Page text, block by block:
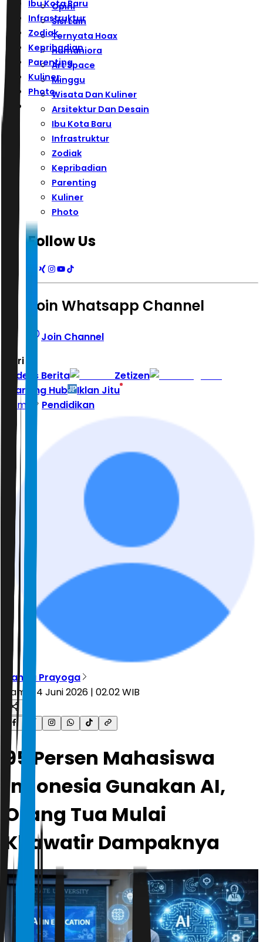
Ibu Kota Baru
Infrastruktur
Zodiak
Kepribadian
Parenting
Kuliner
Photo
Opini
Sisi Lain
Ternyata Hoax
Humaniora
Art Space
Minggu
Wisata Dan Kuliner
Arsitektur Dan Desain
Ibu Kota Baru
Infrastruktur
Zodiak
Kepribadian
Parenting
Kuliner
Photo
Follow Us
Join Whatsapp Channel
Join Channel
Hari ini
Indeks Berita
Zetizen
Learning Hub
Iklan Jitu
Home
Pendidikan
Nanda Prayoga
Kamis, 4 Juni 2026 | 02.02 WIB
95 Persen Mahasiswa
Indonesia Gunakan AI,
Orang Tua Mulai
Khawatir Dampaknya